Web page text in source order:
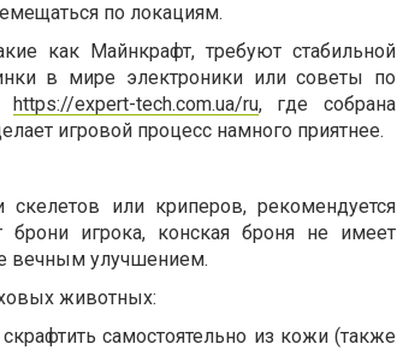
по локациям.
как Майнкрафт, требуют стабильной
в мире электроники или советы по
https://expert-tech.com.ua/ru, где собрана
игровой процесс намного приятнее.
или криперов, рекомендуется
игрока, конская броня не имеет
вечным улучшением.
животных:
самостоятельно из кожи (также